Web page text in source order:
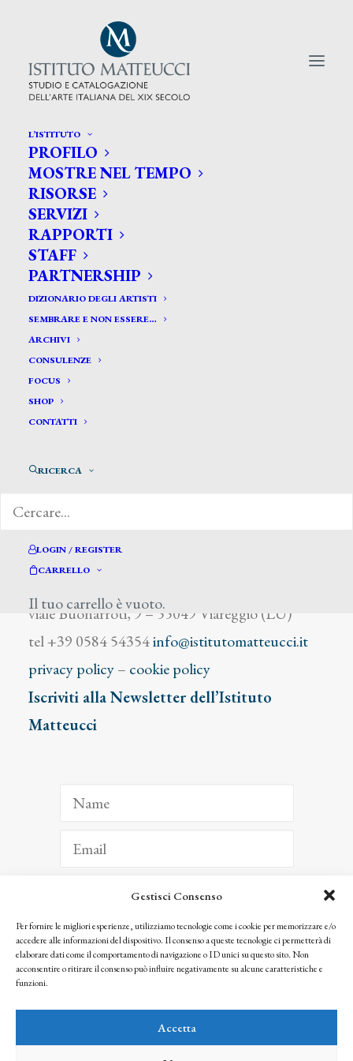
Gestisci Consenso
Per fornire le migliori esperienze, utilizziamo tecnologie come i cookie per memorizzare e/o
accedere alle informazioni del dispositivo. Il consenso a queste tecnologie ci permetterà di
elaborare dati come il comportamento di navigazione o ID unici su questo sito. Non
acconsentire o ritirare il consenso può influire negativamente su alcune caratteristiche e
funzioni.
Accetta
L’ISTITUTO
PROFILO
MOSTRE NEL TEMPO
RISORSE
SERVIZI
RAPPORTI
STAFF
PARTNERSHIP
DIZIONARIO DEGLI ARTISTI
SEMBRARE E NON ESSERE…
ARCHIVI
CONSULENZE
FOCUS
SHOP
CONTATTI
RICERCA
LOGIN / REGISTER
CARRELLO
Il tuo carrello è vuoto.
CERCA TRA GLI ARTISTI:
Search
for:
Agnati Emilio
viale Buonarroti, 9 – 55049 Viareggio (LU)
tel +39 0584 54354info@istitutomatteucci.it
privacy policy– cookie policy
Iscriviti alla Newsletter dell’Istituto
Matteucci
ISCRIVITI
Facendo clic per iscriverti, riconosci che le tue informazioni saranno trattate
seguendo la nostra Privacy Policy
© 2025 Istituto Matteucci. All right reserved
l’autorizzazione scritta dei proprietari dei diritti e dell’Istituto Matteucci